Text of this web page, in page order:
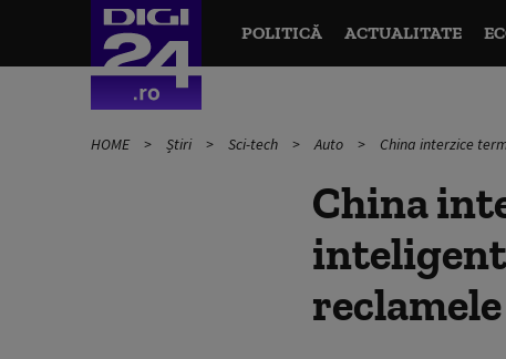
POLITICĂ ACTUALITATE
HOME Știri Sci-tech Auto China interzice
China